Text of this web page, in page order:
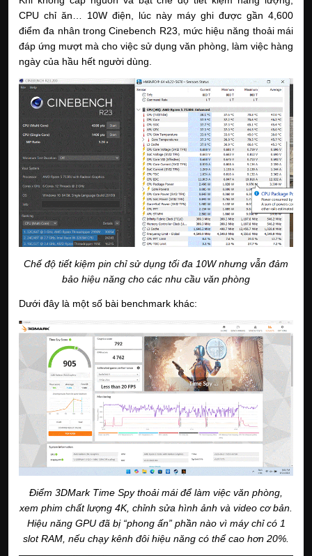
CPU chỉ ăn… 10W điện, lúc này máy ghi được gần 4,600
điểm đa nhân trong Cinebench R23, mức hiệu năng thoải mái
đáp ứng mượt mà cho việc sử dụng văn phòng, làm việc hàng
ngày của hầu hết người dùng.
Chế độ tiết kiệm pin chỉ sử dụng tối đa 10W nhưng vẫn đảm
bảo hiệu năng cho các nhu cầu văn phòng
Dưới đây là một số bài benchmark khác:
Điểm 3DMark Time Spy thoải mái để làm việc văn phòng,
xem phim chất lượng 4K, chỉnh sửa hình ảnh và video cơ bản.
Hiệu năng GPU đã bị “phong ấn” phần nào vì máy chỉ có 1
slot RAM, nếu chạy kênh đôi hiệu năng có thể cao hơn 20%.